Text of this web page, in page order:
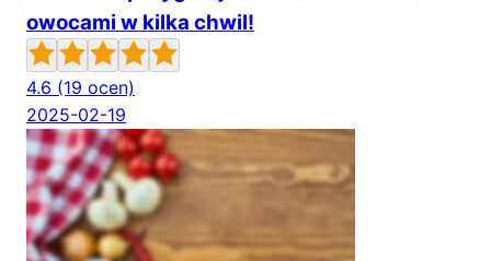
owocami w kilka chwil!
4.6 (19 ocen)
2025-02-19